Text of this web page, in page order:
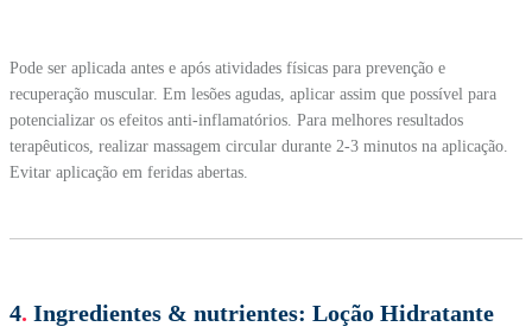
Pode ser aplicada antes e após atividades físicas para prevenção e
recuperação muscular. Em lesões agudas, aplicar assim que possível para
potencializar os efeitos anti-inflamatórios. Para melhores resultados
terapêuticos, realizar massagem circular durante 2-3 minutos na aplicação.
Evitar aplicação em feridas abertas.
4. Ingredientes & nutrientes: Loção Hidratante